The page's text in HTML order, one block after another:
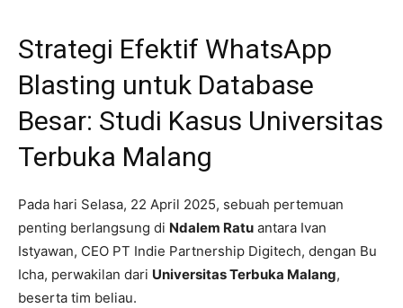
Strategi Efektif WhatsApp
Blasting untuk Database
Besar: Studi Kasus Universitas
Terbuka Malang
Pada hari Selasa, 22 April 2025, sebuah pertemuan
penting berlangsung di Ndalem Ratu antara Ivan
Istyawan, CEO PT Indie Partnership Digitech, dengan Bu
Icha, perwakilan dari Universitas Terbuka Malang,
beserta tim beliau.